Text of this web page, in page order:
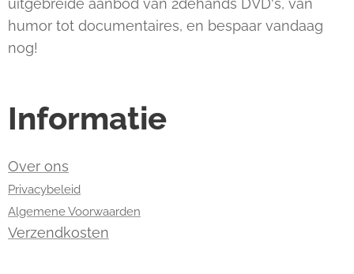
uitgebreide aanbod van 2dehands DVD's, van
humor tot documentaires, en bespaar vandaag
nog!
Informatie
Over ons
Privacybeleid
Algemene Voorwaarden
Verzendkosten